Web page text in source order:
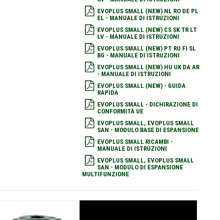
EVOPLUS SMALL (NEW) NL RO DE PL
EL - MANUALE DI ISTRUZIONI
EVOPLUS SMALL (NEW) CS SK TR LT
LV - MANUALE DI ISTRUZIONI
EVOPLUS SMALL (NEW) PT RU FI SL
BG - MANUALE DI ISTRUZIONI
EVOPLUS SMALL (NEW) HU UK DA AR
- MANUALE DI ISTRUZIONI
EVOPLUS SMALL (NEW) - GUIDA
RAPIDA
EVOPLUS SMALL - DICHIRAZIONE DI
CONFORMITÀ UE
EVOPLUS SMALL, EVOPLUS SMALL
SAN - MODULO BASE DI ESPANSIONE
EVOPLUS SMALL RICAMBI -
MANUALE DI ISTRUZIONI
EVOPLUS SMALL, EVOPLUS SMALL
SAN - MODULO DI ESPANSIONE
MULTIFUNZIONE